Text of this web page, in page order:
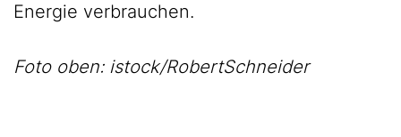
Energie verbrauchen.
Foto oben: istock/RobertSchneider